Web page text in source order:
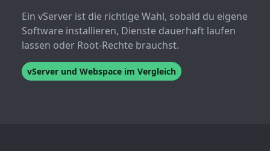
Ein vServer ist die richtige Wahl, sobald du eigene
Software installieren, Dienste dauerhaft laufen
lassen oder Root-Rechte brauchst.
vServer und Webspace im Vergleich